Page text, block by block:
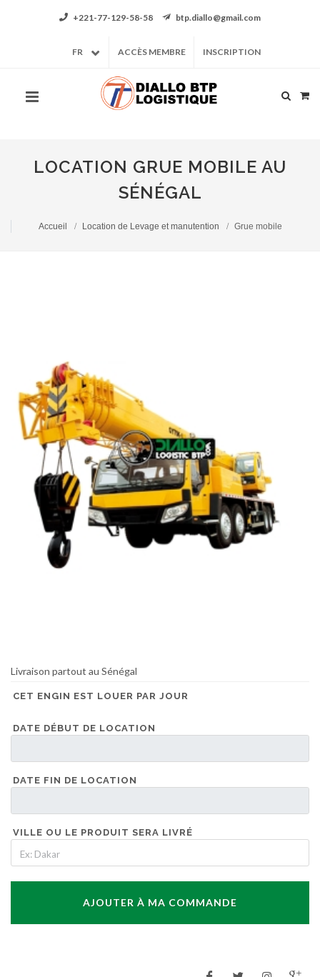
+221-77-129-58-58 btp.diallo@gmail.com
FR ACCÈS MEMBRE INSCRIPTION
LOCATION GRUE MOBILE AU
SÉNÉGAL
Accueil Location de Levage et manutention Grue mobile
Livraison partout au Sénégal
CET ENGIN EST LOUER PAR JOUR
DATE DÉBUT DE LOCATION
DATE FIN DE LOCATION
VILLE OU LE PRODUIT SERA LIVRÉ
AJOUTER À MA COMMANDE